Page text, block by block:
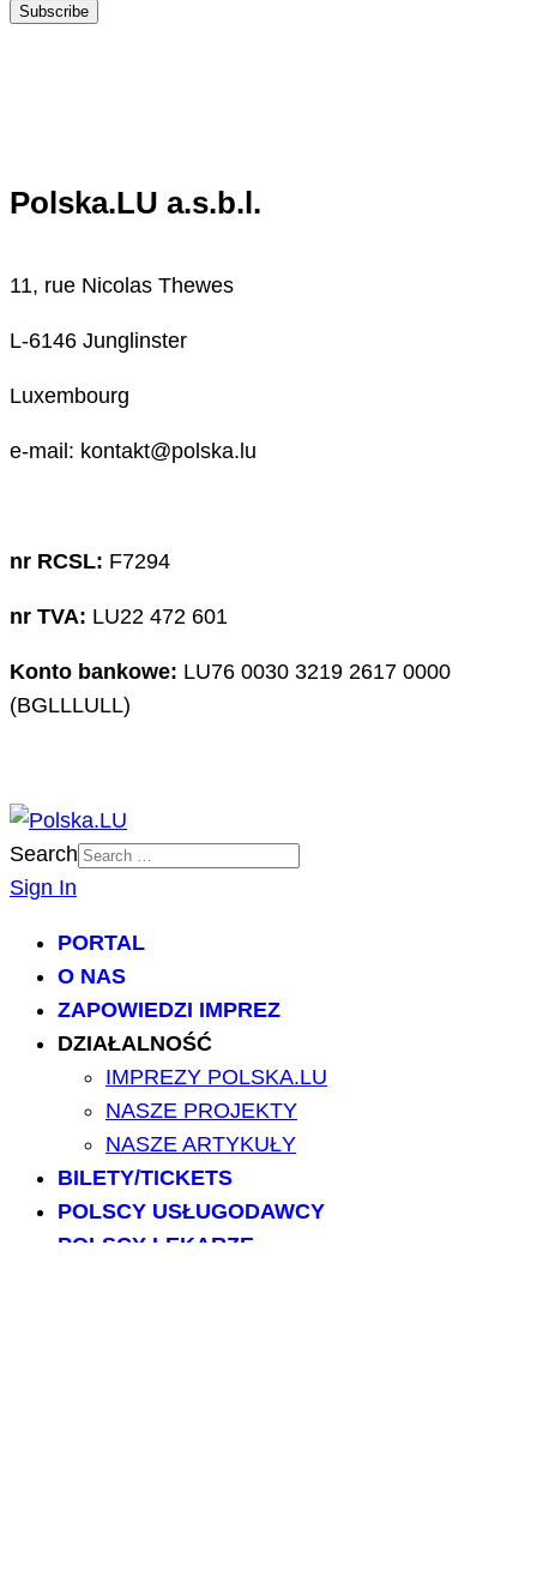
Subscribe
Polska.LU a.s.b.l.
11, rue Nicolas Thewes
L-6146 Junglinster
Luxembourg
e-mail: kontakt@polska.lu
nr RCSL: F7294
nr TVA: LU22 472 601
Konto bankowe: LU76 0030 3219 2617 0000
(BGLLLULL)
Search
Sign In
PORTAL
O NAS
ZAPOWIEDZI IMPREZ
DZIAŁALNOŚĆ
IMPREZY POLSKA.LU
NASZE PROJEKTY
NASZE ARTYKUŁY
BILETY/TICKETS
POLSCY USŁUGODAWCY
POLSCY LEKARZE